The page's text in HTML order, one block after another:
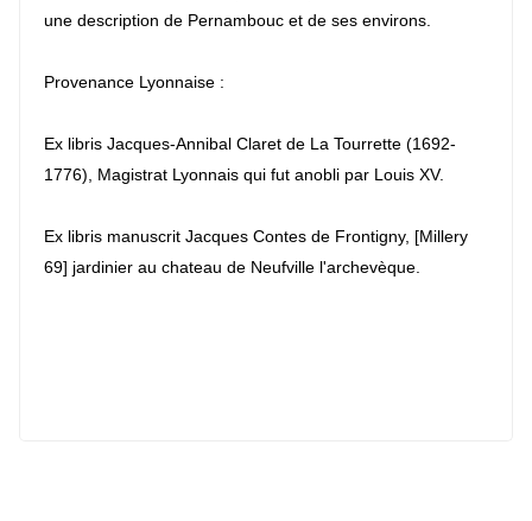
une description de Pernambouc et de ses environs.
Provenance Lyonnaise :
Ex libris Jacques-Annibal Claret de La Tourrette (1692-
1776), Magistrat Lyonnais qui fut anobli par Louis XV.
Ex libris manuscrit Jacques Contes de Frontigny, [Millery
69] jardinier au chateau de Neufville l'archevèque.